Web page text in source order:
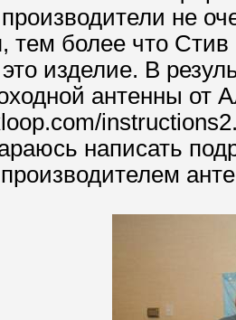
не
тем более что
изделие. В
антенны от
написать